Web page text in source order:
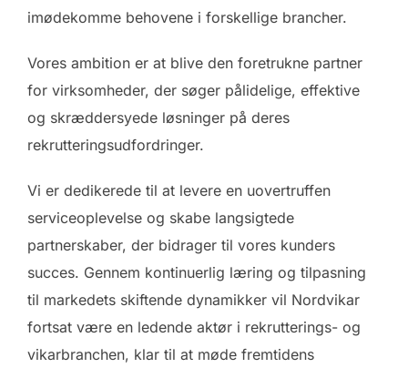
imødekomme behovene i forskellige brancher.
Vores ambition er at blive den foretrukne partner
for virksomheder, der søger pålidelige, effektive
og skræddersyede løsninger på deres
rekrutteringsudfordringer.
Vi er dedikerede til at levere en uovertruffen
serviceoplevelse og skabe langsigtede
partnerskaber, der bidrager til vores kunders
succes. Gennem kontinuerlig læring og tilpasning
til markedets skiftende dynamikker vil Nordvikar
fortsat være en ledende aktør i rekrutterings- og
vikarbranchen, klar til at møde fremtidens